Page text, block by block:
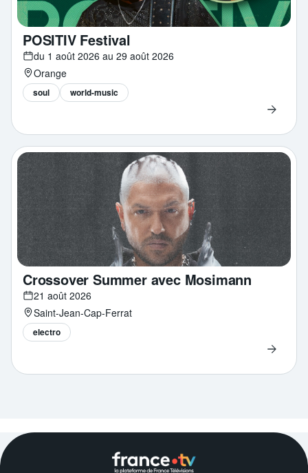
POSITIV Festival
du 1 août 2026 au 29 août 2026
Orange
soul world-music
Crossover Summer avec Mosimann
21 août 2026
Saint-Jean-Cap-Ferrat
electro